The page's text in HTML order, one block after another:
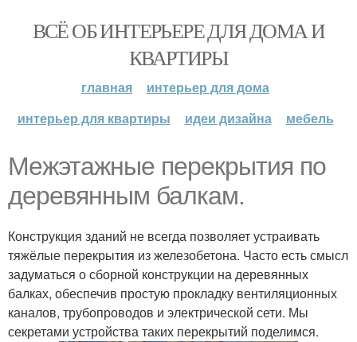
ВСЁ ОБ ИНТЕРЬЕРЕ ДЛЯ ДОМА И
КВАРТИРЫ
главная
интерьер для дома
интерьер для квартиры
идеи дизайна мебель
Межэтажные перекрытия по
деревянным балкам.
Конструкция зданий не всегда позволяет устраивать
тяжёлые перекрытия из железобетона. Часто есть смысл
задуматься о сборной конструкции на деревянных
балках, обеспечив простую прокладку вентиляционных
каналов, трубопроводов и электрической сети. Мы
секретами устройства таких перекрытий поделимся.